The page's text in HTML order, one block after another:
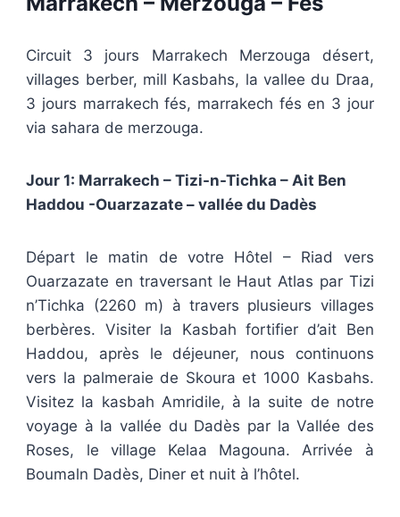
Circuit 3 jours Marrakech Merzouga désert,
villages berber, mill Kasbahs, la vallee du Draa,
3 jours marrakech fés, marrakech fés en 3 jour
via sahara de merzouga.
Jour 1: Marrakech – Tizi-n-Tichka – Ait Ben
Haddou -Ouarzazate – vallée du Dadès
Départ le matin de votre Hôtel – Riad vers
Ouarzazate en traversant le Haut Atlas par Tizi
n’Tichka (2260 m) à travers plusieurs villages
berbères. Visiter la Kasbah fortifier d’ait Ben
Haddou, après le déjeuner, nous continuons
vers la palmeraie de Skoura et 1000 Kasbahs.
Visitez la kasbah Amridile, à la suite de notre
voyage à la vallée du Dadès par la Vallée des
Roses, le village Kelaa Magouna. Arrivée à
Boumaln Dadès, Diner et nuit à l’hôtel.